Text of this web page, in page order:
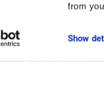
from
Show
Smarte Produktion
Automatisierung